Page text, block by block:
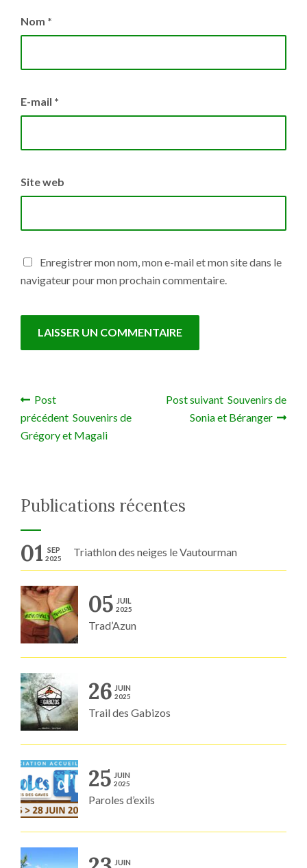
Nom *
E-mail *
Site web
Enregistrer mon nom, mon e-mail et mon site dans le
navigateur pour mon prochain commentaire.
Navigation de l’article
Post
précédent Souvenirs de
Grégory et Magali
Post suivant Souvenirs de
Sonia et Béranger
Publications récentes
01 SEP
2025 Triathlon des neiges le Vautourman
05 JUIL
2025
Trad’Azun
26 JUIN
2025
Trail des Gabizos
25 JUIN
2025
Paroles d’exils
JUIN